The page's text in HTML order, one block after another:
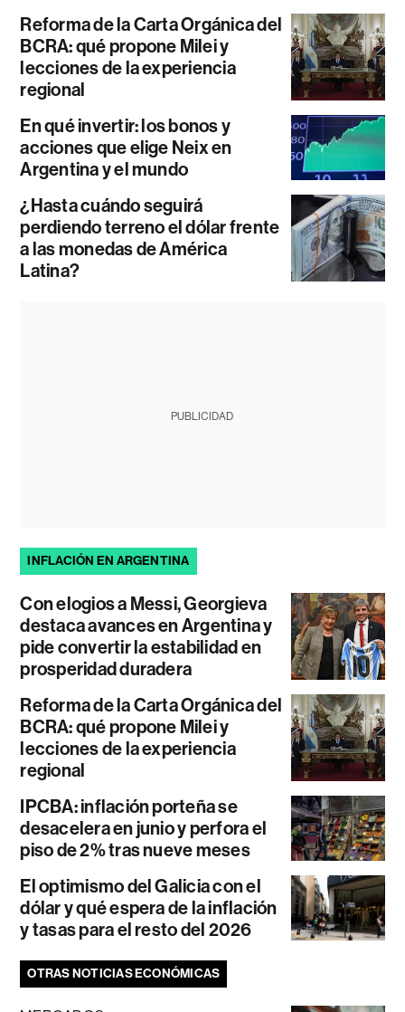
Reforma de la Carta Orgánica del
BCRA: qué propone Milei y
lecciones de la experiencia
regional
En qué invertir: los bonos y
acciones que elige Neix en
Argentina y el mundo
¿Hasta cuándo seguirá
perdiendo terreno el dólar frente
a las monedas de América
Latina?
PUBLICIDAD
INFLACIÓN EN ARGENTINA
Con elogios a Messi, Georgieva
destaca avances en Argentina y
pide convertir la estabilidad en
prosperidad duradera
Reforma de la Carta Orgánica del
BCRA: qué propone Milei y
lecciones de la experiencia
regional
IPCBA: inflación porteña se
desacelera en junio y perfora el
piso de 2% tras nueve meses
El optimismo del Galicia con el
dólar y qué espera de la inflación
y tasas para el resto del 2026
OTRAS NOTICIAS ECONÓMICAS